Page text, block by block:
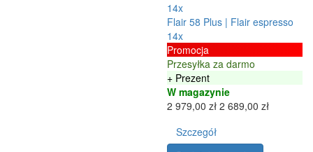
14x
Flair 58 Plus | Flair espresso
14x
Promocja
Przesyłka za darmo
+ Prezent
W magazynie
2 979,00 zł 2 689,00 zł
Szczegół